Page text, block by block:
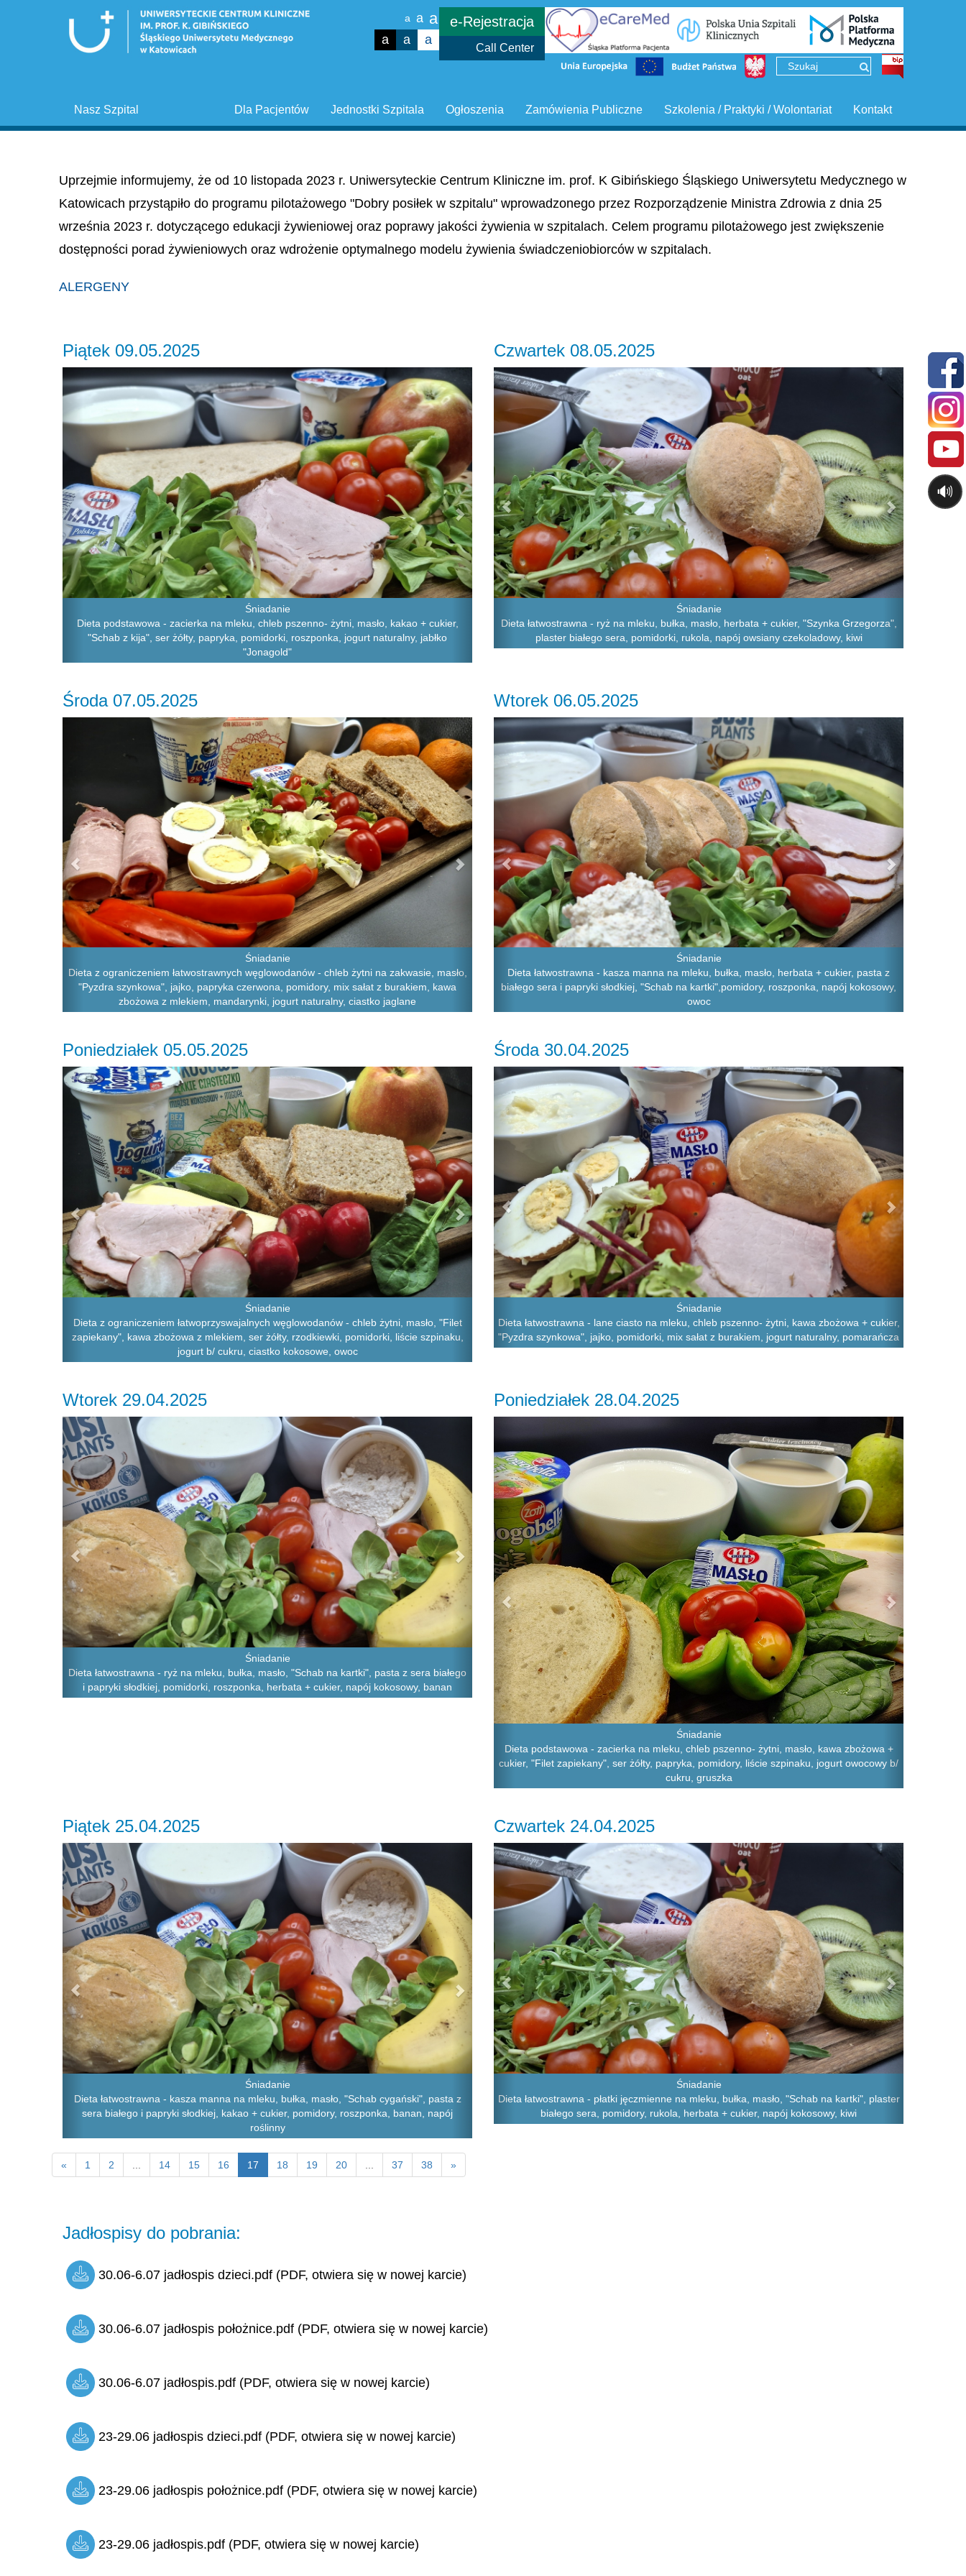
a a a
a a a
e-Rejestracja
Call Center
Kontakt
Szkolenia / Praktyki / Wolontariat
Zamówienia Publiczne
Ogłoszenia
Jednostki Szpitala
Dla Pacjentów
Nasz Szpital
Uprzejmie informujemy, że od 10 listopada 2023 r. Uniwersyteckie Centrum Kliniczne im. prof. K Gibińskiego Śląskiego Uniwersytetu Medycznego w
Katowicach przystąpiło do programu pilotażowego "Dobry posiłek w szpitalu" wprowadzonego przez Rozporządzenie Ministra Zdrowia z dnia 25
września 2023 r. dotyczącego edukacji żywieniowej oraz poprawy jakości żywienia w szpitalach. Celem programu pilotażowego jest zwiększenie
dostępności porad żywieniowych oraz wdrożenie optymalnego modelu żywienia świadczeniobiorców w szpitalach.
ALERGENY
Piątek 09.05.2025
Śniadanie
Dieta podstawowa - zacierka na mleku, chleb pszenno- żytni, masło, kakao + cukier,
"Schab z kija", ser żółty, papryka, pomidorki, roszponka, jogurt naturalny, jabłko
"Jonagold"
Previous Next
Czwartek 08.05.2025
Śniadanie
Dieta łatwostrawna - ryż na mleku, bułka, masło, herbata + cukier, "Szynka Grzegorza",
plaster białego sera, pomidorki, rukola, napój owsiany czekoladowy, kiwi
Previous
Środa 07.05.2025
Śniadanie
Dieta z ograniczeniem łatwostrawnych węglowodanów - chleb żytni na zakwasie, masło,
"Pyzdra szynkowa", jajko, papryka czerwona, pomidory, mix sałat z burakiem, kawa
zbożowa z mlekiem, mandarynki, jogurt naturalny, ciastko jaglane
Next
Wtorek 06.05.2025
Śniadanie
Dieta łatwostrawna - kasza manna na mleku, bułka, masło, herbata + cukier, pasta z
białego sera i papryki słodkiej, "Schab na kartki",pomidory, roszponka, napój kokosowy,
owoc
Previous Next
Poniedziałek 05.05.2025
Śniadanie
Dieta z ograniczeniem łatwoprzyswajalnych węglowodanów - chleb żytni, masło, "Filet
zapiekany", kawa zbożowa z mlekiem, ser żółty, rzodkiewki, pomidorki, liście szpinaku,
jogurt b/ cukru, ciastko kokosowe, owoc
Previous
Środa 30.04.2025
Śniadanie
Dieta łatwostrawna - lane ciasto na mleku, chleb pszenno- żytni, kawa zbożowa + cukier,
"Pyzdra szynkowa", jajko, pomidorki, mix sałat z burakiem, jogurt naturalny, pomarańcza
Previous Next
Wtorek 29.04.2025
Śniadanie
Dieta łatwostrawna - ryż na mleku, bułka, masło, "Schab na kartki", pasta z sera białego
i papryki słodkiej, pomidorki, roszponka, herbata + cukier, napój kokosowy, banan
Previous
Poniedziałek 28.04.2025
Śniadanie
Dieta podstawowa - zacierka na mleku, chleb pszenno- żytni, masło, kawa zbożowa +
cukier, "Filet zapiekany", ser żółty, papryka, pomidory, liście szpinaku, jogurt owocowy b/
cukru, gruszka
Next
Piątek 25.04.2025
Śniadanie
Dieta łatwostrawna - kasza manna na mleku, bułka, masło, "Schab cygański", pasta z
sera białego i papryki słodkiej, kakao + cukier, pomidory, roszponka, banan, napój
roślinny
Previous
Czwartek 24.04.2025
Śniadanie
Dieta łatwostrawna - płatki jęczmienne na mleku, bułka, masło, "Schab na kartki", plaster
białego sera, pomidory, rukola, herbata + cukier, napój kokosowy, kiwi
Previous
« 1 2 14 15 16 17 18 19 20 37 38 »
Jadłospisy do pobrania:
30.06-6.07 jadłospis dzieci.pdf (PDF, otwiera się w nowej karcie)
30.06-6.07 jadłospis położnice.pdf (PDF, otwiera się w nowej karcie)
30.06-6.07 jadłospis.pdf (PDF, otwiera się w nowej karcie)
23-29.06 jadłospis dzieci.pdf (PDF, otwiera się w nowej karcie)
23-29.06 jadłospis położnice.pdf (PDF, otwiera się w nowej karcie)
23-29.06 jadłospis.pdf (PDF, otwiera się w nowej karcie)
🔊